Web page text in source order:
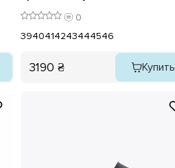
0
3940414243444546
3190 ₴ Купить